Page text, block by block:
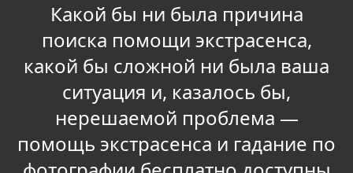
Какой бы ни была причина
поиска помощи экстрасенса,
какой бы сложной ни была ваша
ситуация и, казалось бы,
нерешаемой проблема —
помощь экстрасенса и гадание по